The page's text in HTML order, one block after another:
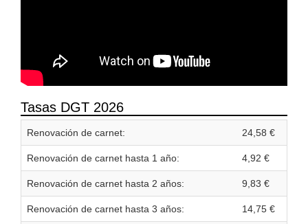
Tasas DGT 2026
Renovación de carnet: 24,58 €
Renovación de carnet hasta 1 año: 4,92 €
Renovación de carnet hasta 2 años: 9,83 €
Renovación de carnet hasta 3 años: 14,75 €